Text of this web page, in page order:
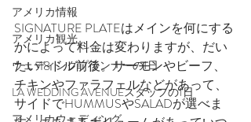
アメリカ情報
アメリカ観光
ウェディングプランナーの1日
LA WEDDING AVENUEスタッフの1日
アメリカウェディング
SIGNATURE PLATEはメインを何にする
かによって料金は変わりますが、だい
たい18ドル前後。サーモンやビーフ、
チキンやファラフェルなどがあって、
サイドでHUMMUSやSALADが選べま